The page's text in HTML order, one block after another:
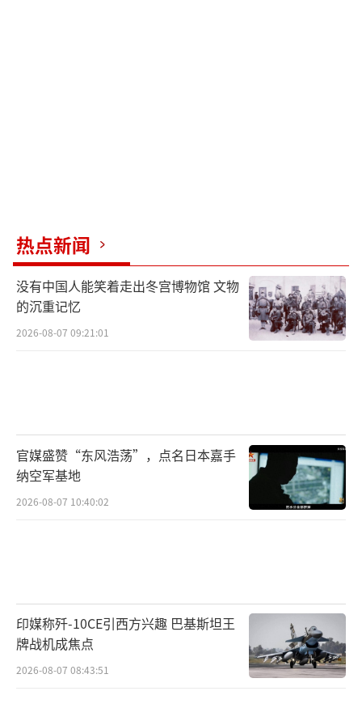
热点新闻
没有中国人能笑着走出冬宫博物馆 文物
的沉重记忆
2026-08-07 09:21:01
官媒盛赞“东风浩荡”，点名日本嘉手
纳空军基地
2026-08-07 10:40:02
印媒称歼-10CE引西方兴趣 巴基斯坦王
牌战机成焦点
2026-08-07 08:43:51